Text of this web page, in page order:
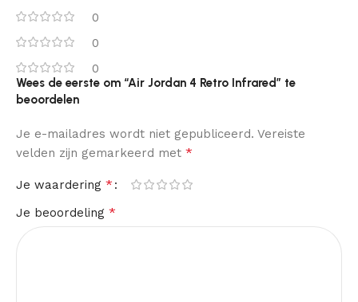
0
0
0
Wees de eerste om “Air Jordan 4 Retro Infrared” te
beoordelen
Je e-mailadres wordt niet gepubliceerd. Vereiste
velden zijn gemarkeerd met *
Je waardering *
Je beoordeling *